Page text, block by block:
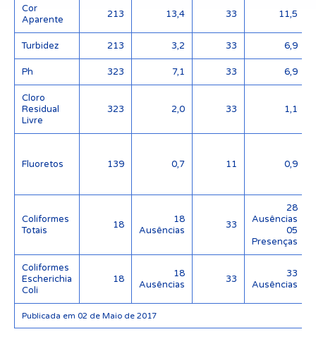
Publicada em 02 de Maio de 2017
Cor
Aparente
213 13,4 33 11,5
Turbidez 213 3,2 33 6,9
Ph 323 7,1 33 6,9
Cloro
Residual
Livre
323 2,0 33 1,1
Fluoretos 139 0,7 11 0,9
Coliformes
Totais
18
18
Ausências
33
28
Ausências
05
Presenças
Coliformes
Escherichia
Coli
18
18
Ausências
33
33
Ausências